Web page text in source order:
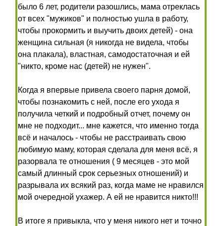
было 6 лет, родители разошлись, мама отреклась
от всех "мужиков" и полностью ушла в работу,
чтобы прокормить и выучить двоих детей) - она
женщина сильная (я никогда не видела, чтобы
она плакала), властная, самодостаточная и ей
"никто, кроме нас (детей) не нужен".
Когда я впервые привела своего парня домой,
чтобы познакомить с ней, после его ухода я
получила четкий и подробный отчет, почему он
мне не подходит... мне кажется, что именно тогда
всё и началось - чтобы не расстраивать свою
любимую маму, которая сделала для меня всё, я
разорвала те отношения ( 9 месяцев - это мой
самый длинный срок серьезных отношений) и
разрывала их всякий раз, когда маме не нравился
мой очередной ухажер. А ей не нравится никто!!!
В итоге я привыкла, что у меня никого нет и точно